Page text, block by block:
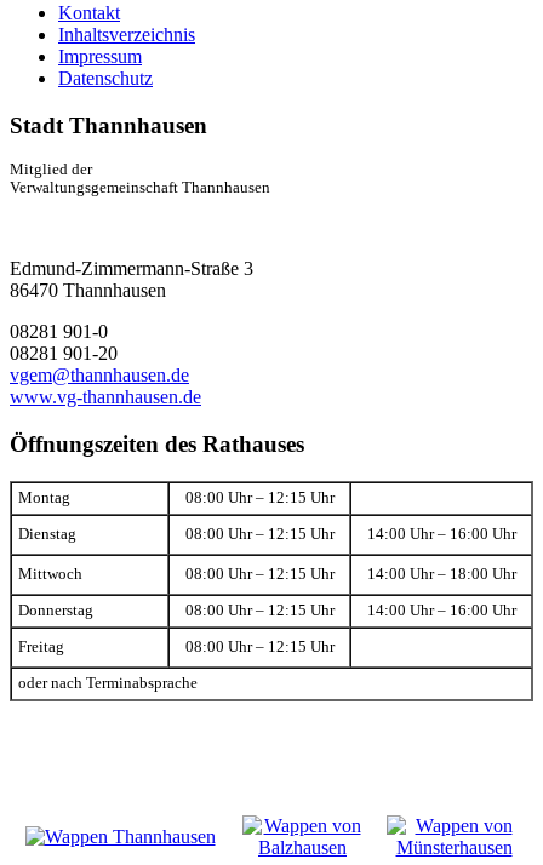
Kontakt
Inhaltsverzeichnis
Impressum
Datenschutz
Stadt Thannhausen
Mitglied der
Verwaltungsgemeinschaft Thannhausen
Edmund-Zimmermann-Straße 3
86470 Thannhausen
08281 901-0
08281 901-20
vgem@thannhausen.de
www.vg-thannhausen.de
Öffnungszeiten des Rathauses
Montag 08:00 Uhr – 12:15 Uhr
Dienstag 08:00 Uhr – 12:15 Uhr 14:00 Uhr – 16:00 Uhr
Mittwoch 08:00 Uhr – 12:15 Uhr 14:00 Uhr – 18:00 Uhr
Donnerstag 08:00 Uhr – 12:15 Uhr 14:00 Uhr – 16:00 Uhr
Freitag 08:00 Uhr – 12:15 Uhr
oder nach Terminabsprache